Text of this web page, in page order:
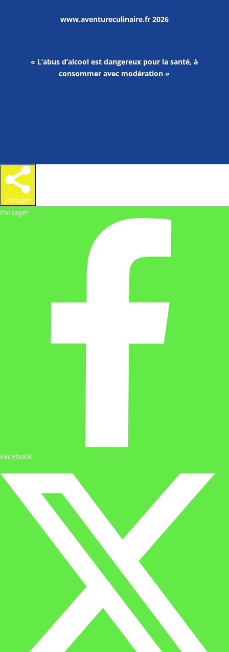
www.aventureculinaire.fr2026
« L’abus d’alcool est dangereux pour la santé, à
consommer avec modération »
Partager
Partager
Facebook